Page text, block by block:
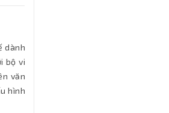
dành
bộ vi
văn
hình